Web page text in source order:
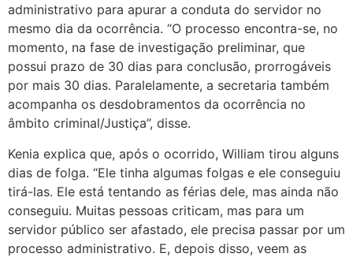
administrativo para apurar a conduta do servidor no
mesmo dia da ocorrência. “O processo encontra-se, no
momento, na fase de investigação preliminar, que
possui prazo de 30 dias para conclusão, prorrogáveis
por mais 30 dias. Paralelamente, a secretaria também
acompanha os desdobramentos da ocorrência no
âmbito criminal/Justiça”, disse.
Kenia explica que, após o ocorrido, William tirou alguns
dias de folga. “Ele tinha algumas folgas e ele conseguiu
tirá-las. Ele está tentando as férias dele, mas ainda não
conseguiu. Muitas pessoas criticam, mas para um
servidor público ser afastado, ele precisa passar por um
processo administrativo. E, depois disso, veem as